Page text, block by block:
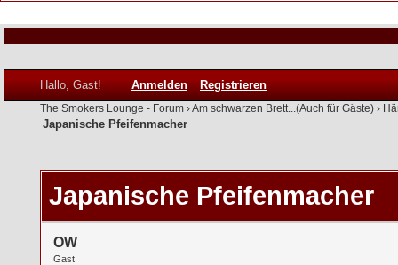
Hallo, Gast! Anmelden Registrieren
The Smokers Lounge - Forum ›Am schwarzen Brett...(Auch für Gäste) ›
Japanische Pfeifenmacher
Japanische Pfeifenmacher
OW
Gast